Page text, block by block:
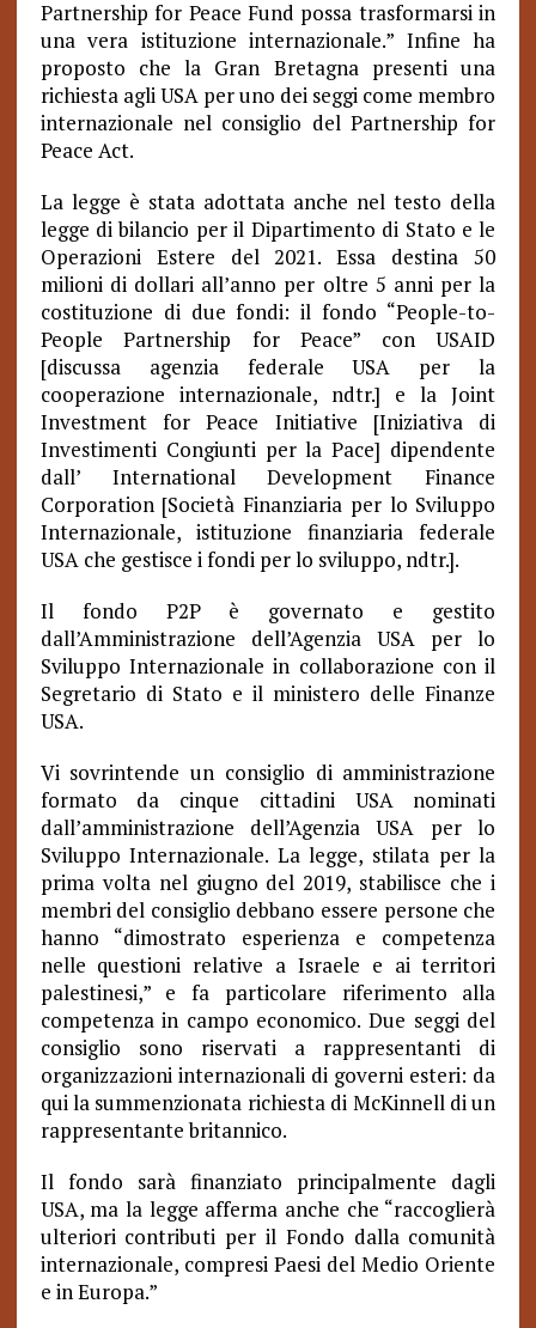
Partnership for Peace Fund possa trasformarsi in
una vera istituzione internazionale.” Infine ha
proposto che la Gran Bretagna presenti una
richiesta agli USA per uno dei seggi come membro
internazionale nel consiglio del Partnership for
Peace Act.
La legge è stata adottata anche nel testo della
legge di bilancio per il Dipartimento di Stato e le
Operazioni Estere del 2021. Essa destina 50
milioni di dollari all’anno per oltre 5 anni per la
costituzione di due fondi: il fondo “People-to-
People Partnership for Peace” con USAID
[discussa agenzia federale USA per la
cooperazione internazionale, ndtr.] e la Joint
Investment for Peace Initiative [Iniziativa di
Investimenti Congiunti per la Pace] dipendente
dall’ International Development Finance
Corporation [Società Finanziaria per lo Sviluppo
Internazionale, istituzione finanziaria federale
USA che gestisce i fondi per lo sviluppo, ndtr.].
Il fondo P2P è governato e gestito
dall’Amministrazione dell’Agenzia USA per lo
Sviluppo Internazionale in collaborazione con il
Segretario di Stato e il ministero delle Finanze
USA.
Vi sovrintende un consiglio di amministrazione
formato da cinque cittadini USA nominati
dall’amministrazione dell’Agenzia USA per lo
Sviluppo Internazionale. La legge, stilata per la
prima volta nel giugno del 2019, stabilisce che i
membri del consiglio debbano essere persone che
hanno “dimostrato esperienza e competenza
nelle questioni relative a Israele e ai territori
palestinesi,” e fa particolare riferimento alla
competenza in campo economico. Due seggi del
consiglio sono riservati a rappresentanti di
organizzazioni internazionali di governi esteri: da
qui la summenzionata richiesta di McKinnell di un
rappresentante britannico.
Il fondo sarà finanziato principalmente dagli
USA, ma la legge afferma anche che “raccoglierà
ulteriori contributi per il Fondo dalla comunità
internazionale, compresi Paesi del Medio Oriente
e in Europa.”